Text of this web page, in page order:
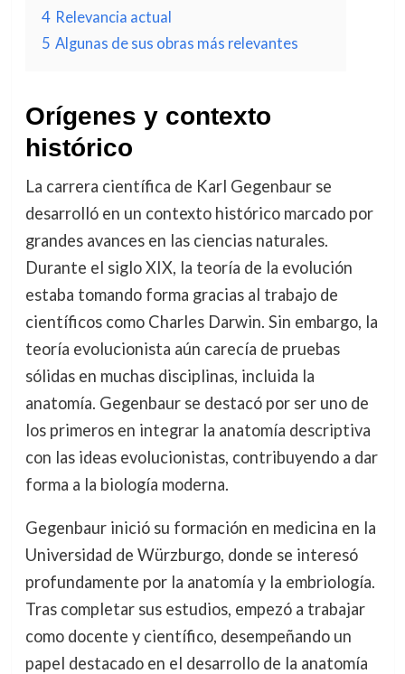
4 Relevancia actual
5 Algunas de sus obras más relevantes
Orígenes y contexto
histórico
La carrera científica de Karl Gegenbaur se
desarrolló en un contexto histórico marcado por
grandes avances en las ciencias naturales.
Durante el siglo XIX, la teoría de la evolución
estaba tomando forma gracias al trabajo de
científicos como Charles Darwin. Sin embargo, la
teoría evolucionista aún carecía de pruebas
sólidas en muchas disciplinas, incluida la
anatomía. Gegenbaur se destacó por ser uno de
los primeros en integrar la anatomía descriptiva
con las ideas evolucionistas, contribuyendo a dar
forma a la biología moderna.
Gegenbaur inició su formación en medicina en la
Universidad de Würzburgo, donde se interesó
profundamente por la anatomía y la embriología.
Tras completar sus estudios, empezó a trabajar
como docente y científico, desempeñando un
papel destacado en el desarrollo de la anatomía